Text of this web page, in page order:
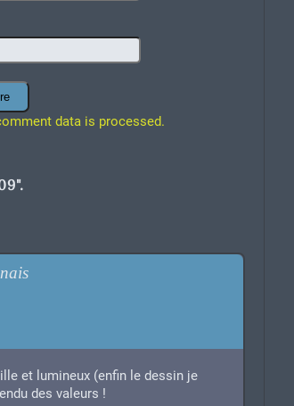
data is processed.
".
et lumineux (enfin le dessin je
des valeurs !